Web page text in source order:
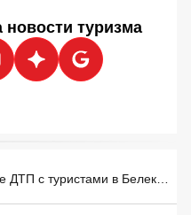
туризма
Лобовое ДТП с туристами в Белеке: 8 отдыхающих попали в больницу Турции